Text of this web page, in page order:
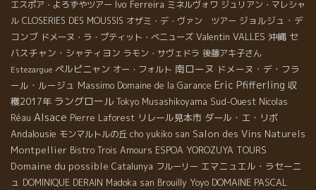
エスポア・よろずやツアー Ivo Ferreira ミネルヴォワ ジュリアン・マレシャ
ル CLOSERIES DES MOUSSIS オザミ・デ・ヴァン ツアー ジョルジュ・デ
コンブ ドメーヌ・ラ・プティット・べニューズ Valentin VALLES 沖縄 セ
バスチャン・シャティヨン ラモン・サヴェドラ 後藤アキ子さん
Estezargue ペルピニャン オー・フォルト 南ローヌ ドメーヌ・デ・フラ
ール・ルージュ Massimo Domaine de la Garance Eric Pfifferling 収
穫2017年 ラングロール Tokyo Musashikoyama Sud-Ouest Nicolas
Réau Alsace Pierre Laforest リレール見本市 ダール・エ・リボ
Andalousie モンマルトルの丘 cho yukiko san Salon des Vins Naturels
Montpellier Bistro Trois Amours ESPOA YOROZUYA TOURS
Domaine du possible Catalunya フルーリー エマニュエル・ラセーニ
ュ DOMINIQUE DERAIN Madoka san Brouilly Yoyo DOMAINE PASCAL